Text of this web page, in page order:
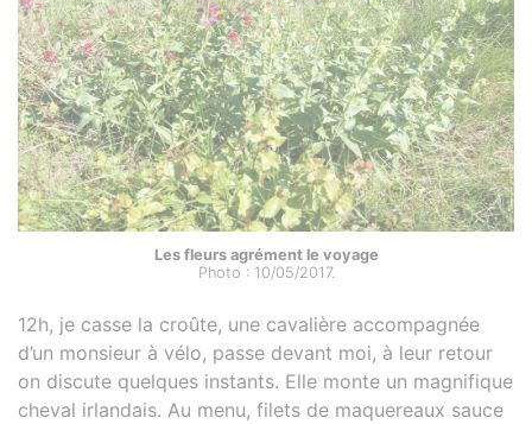
Les fleurs agrément le voyage
Photo : 10/05/2017.
12h, je casse la croûte, une cavalière accompagnée
d’un monsieur à vélo, passe devant moi, à leur retour
on discute quelques instants. Elle monte un magnifique
cheval irlandais. Au menu, filets de maquereaux sauce